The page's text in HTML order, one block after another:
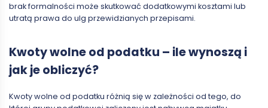
brak formalności może skutkować dodatkowymi kosztami lub
utratą prawa do ulg przewidzianych przepisami.
Kwoty wolne od podatku – ile wynoszą i
jak je obliczyć?
Kwoty wolne od podatku różnią się w zależności od tego, do